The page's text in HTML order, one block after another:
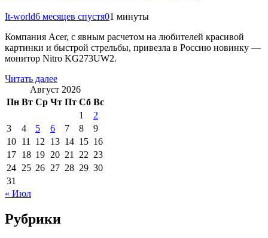
It-world6 месяцев спустя01 минуты
Компания Acer, с явным расчетом на любителей красивой
картинки и быстрой стрельбы, привезла в Россию новинку —
монитор Nitro KG273UW2.
Читать далее
Август 2026
Пн Вт Ср Чт Пт Сб Вс
1
2
3
4 5 6 7 8
9
10 11 12 13 14 15 16
17 18 19 20 21 22 23
24 25 26 27 28 29 30
31
« Июл
Рубрики